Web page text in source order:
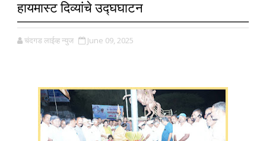
हायमास्ट दिव्यांचे उद्घघाटन
चंदगड लाईव्ह न्युज June 09, 2025